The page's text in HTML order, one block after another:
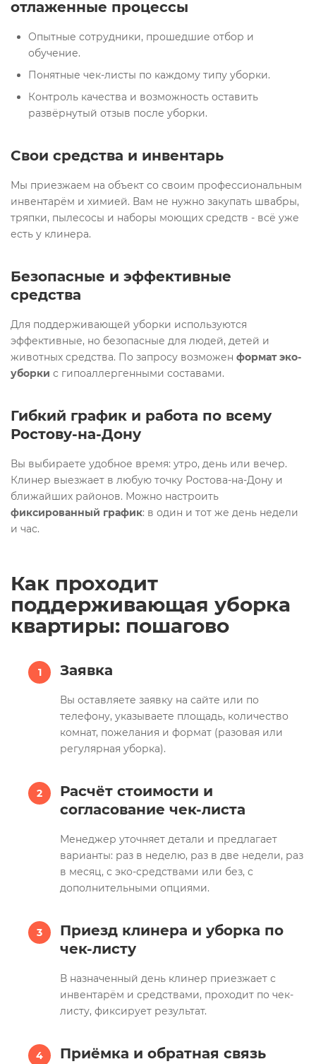
отлаженные процессы
Опытные сотрудники, прошедшие отбор и
обучение.
Понятные чек-листы по каждому типу уборки.
Контроль качества и возможность оставить
развёрнутый отзыв после уборки.
Свои средства и инвентарь
Мы приезжаем на объект со своим профессиональным
инвентарём и химией. Вам не нужно закупать швабры,
тряпки, пылесосы и наборы моющих средств - всё уже
есть у клинера.
Безопасные и эффективные
средства
Для поддерживающей уборки используются
эффективные, но безопасные для людей, детей и
животных средства. По запросу возможен формат эко-
уборки с гипоаллергенными составами.
Гибкий график и работа по всему
Ростову-на-Дону
Вы выбираете удобное время: утро, день или вечер.
Клинер выезжает в любую точку Ростова-на-Дону и
ближайших районов. Можно настроить
фиксированный график: в один и тот же день недели
и час.
Как проходит
поддерживающая уборка
квартиры: пошагово
Заявка
Вы оставляете заявку на сайте или по
телефону, указываете площадь, количество
комнат, пожелания и формат (разовая или
регулярная уборка).
Расчёт стоимости и
согласование чек-листа
Менеджер уточняет детали и предлагает
варианты: раз в неделю, раз в две недели, раз
в месяц, с эко-средствами или без, с
дополнительными опциями.
Приезд клинера и уборка по
чек-листу
В назначенный день клинер приезжает с
инвентарём и средствами, проходит по чек-
листу, фиксирует результат.
Приёмка и обратная связь